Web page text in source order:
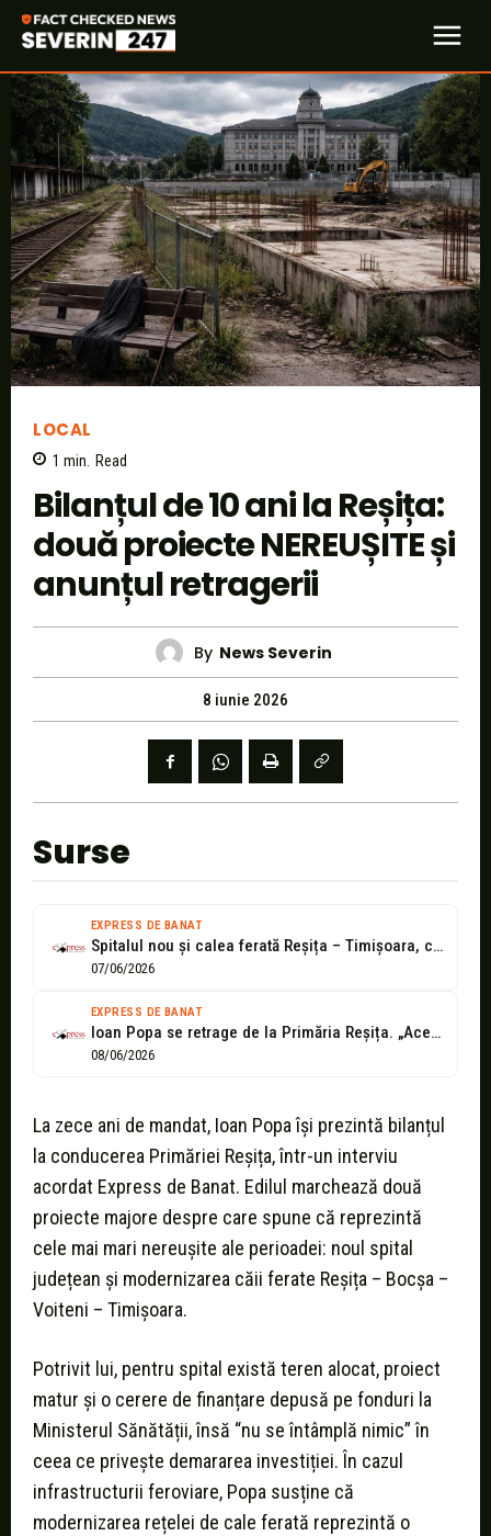
LOCAL
1 min. Read
Bilanțul de 10 ani la Reșița:
două proiecte NEREUȘITE și
anunțul retragerii
By News Severin
8 iunie 2026
Surse
EXPRESS DE BANAT
Spitalul nou și calea ferată Reșița – Timișoara, cele două „eșecuri” asumate...
07/06/2026
EXPRESS DE BANAT
Ioan Popa se retrage de la Primăria Reșița. „Acesta va fi realmente...
08/06/2026
La zece ani de mandat, Ioan Popa își prezintă bilanțul
la conducerea Primăriei Reșița, într-un interviu
acordat Express de Banat. Edilul marchează două
proiecte majore despre care spune că reprezintă
cele mai mari nereușite ale perioadei: noul spital
județean și modernizarea căii ferate Reșița – Bocșa –
Voiteni – Timișoara.
Potrivit lui, pentru spital există teren alocat, proiect
matur și o cerere de finanțare depusă pe fonduri la
Ministerul Sănătății, însă “nu se întâmplă nimic” în
ceea ce privește demararea investiției. În cazul
infrastructurii feroviare, Popa susține că
modernizarea rețelei de cale ferată reprezintă o